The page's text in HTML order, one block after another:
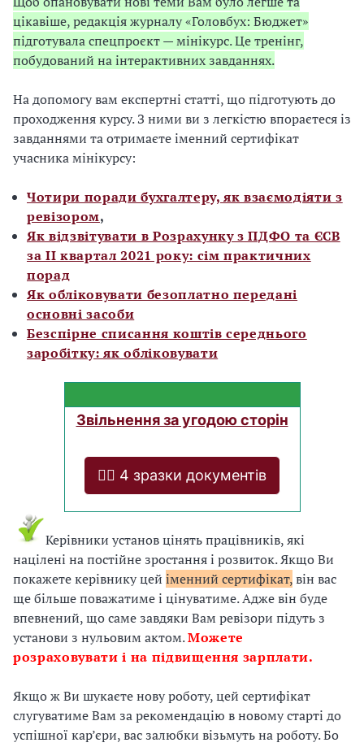
цікавіше, редакція журналу «Головбух: Бюджет»
підготувала спецпроєкт — мінікурс. Це тренінг,
побудований на інтерактивних завданнях.
На допомогу вам експертні статті, що підготують до
проходження курсу. З ними ви з легкістю впораєтеся із
завданнями та отримаєте іменний сертифікат
учасника мінікурсу:
Чотири поради бухгалтеру, як взаємодіяти з
ревізором,
Як відзвітувати в Розрахунку з ПДФО та ЄСВ
за ІІ квартал 2021 року: сім практичних
порад
Як обліковувати безоплатно передані
основні засоби
Безспірне списання коштів середнього
заробітку: як обліковувати
Звільнення за угодою сторін
❤️‍🔥 4 зразки документів
Керівники установ цінять працівників, які
націлені на постійне зростання і розвиток. Якщо Ви
покажете керівнику цей іменний сертифікат,він вас
ще більше поважатиме і цінуватиме. Адже він буде
впевнений, що саме завдяки Вам ревізори підуть з
установи з нульовим актом.Можете
розраховувати і на підвищення зарплати.
Якщо ж Ви шукаєте нову роботу, цей сертифікат
слугуватиме Вам за рекомендацію в новому старті до
успішної кар’єри, вас залюбки візьмуть на роботу. Бо